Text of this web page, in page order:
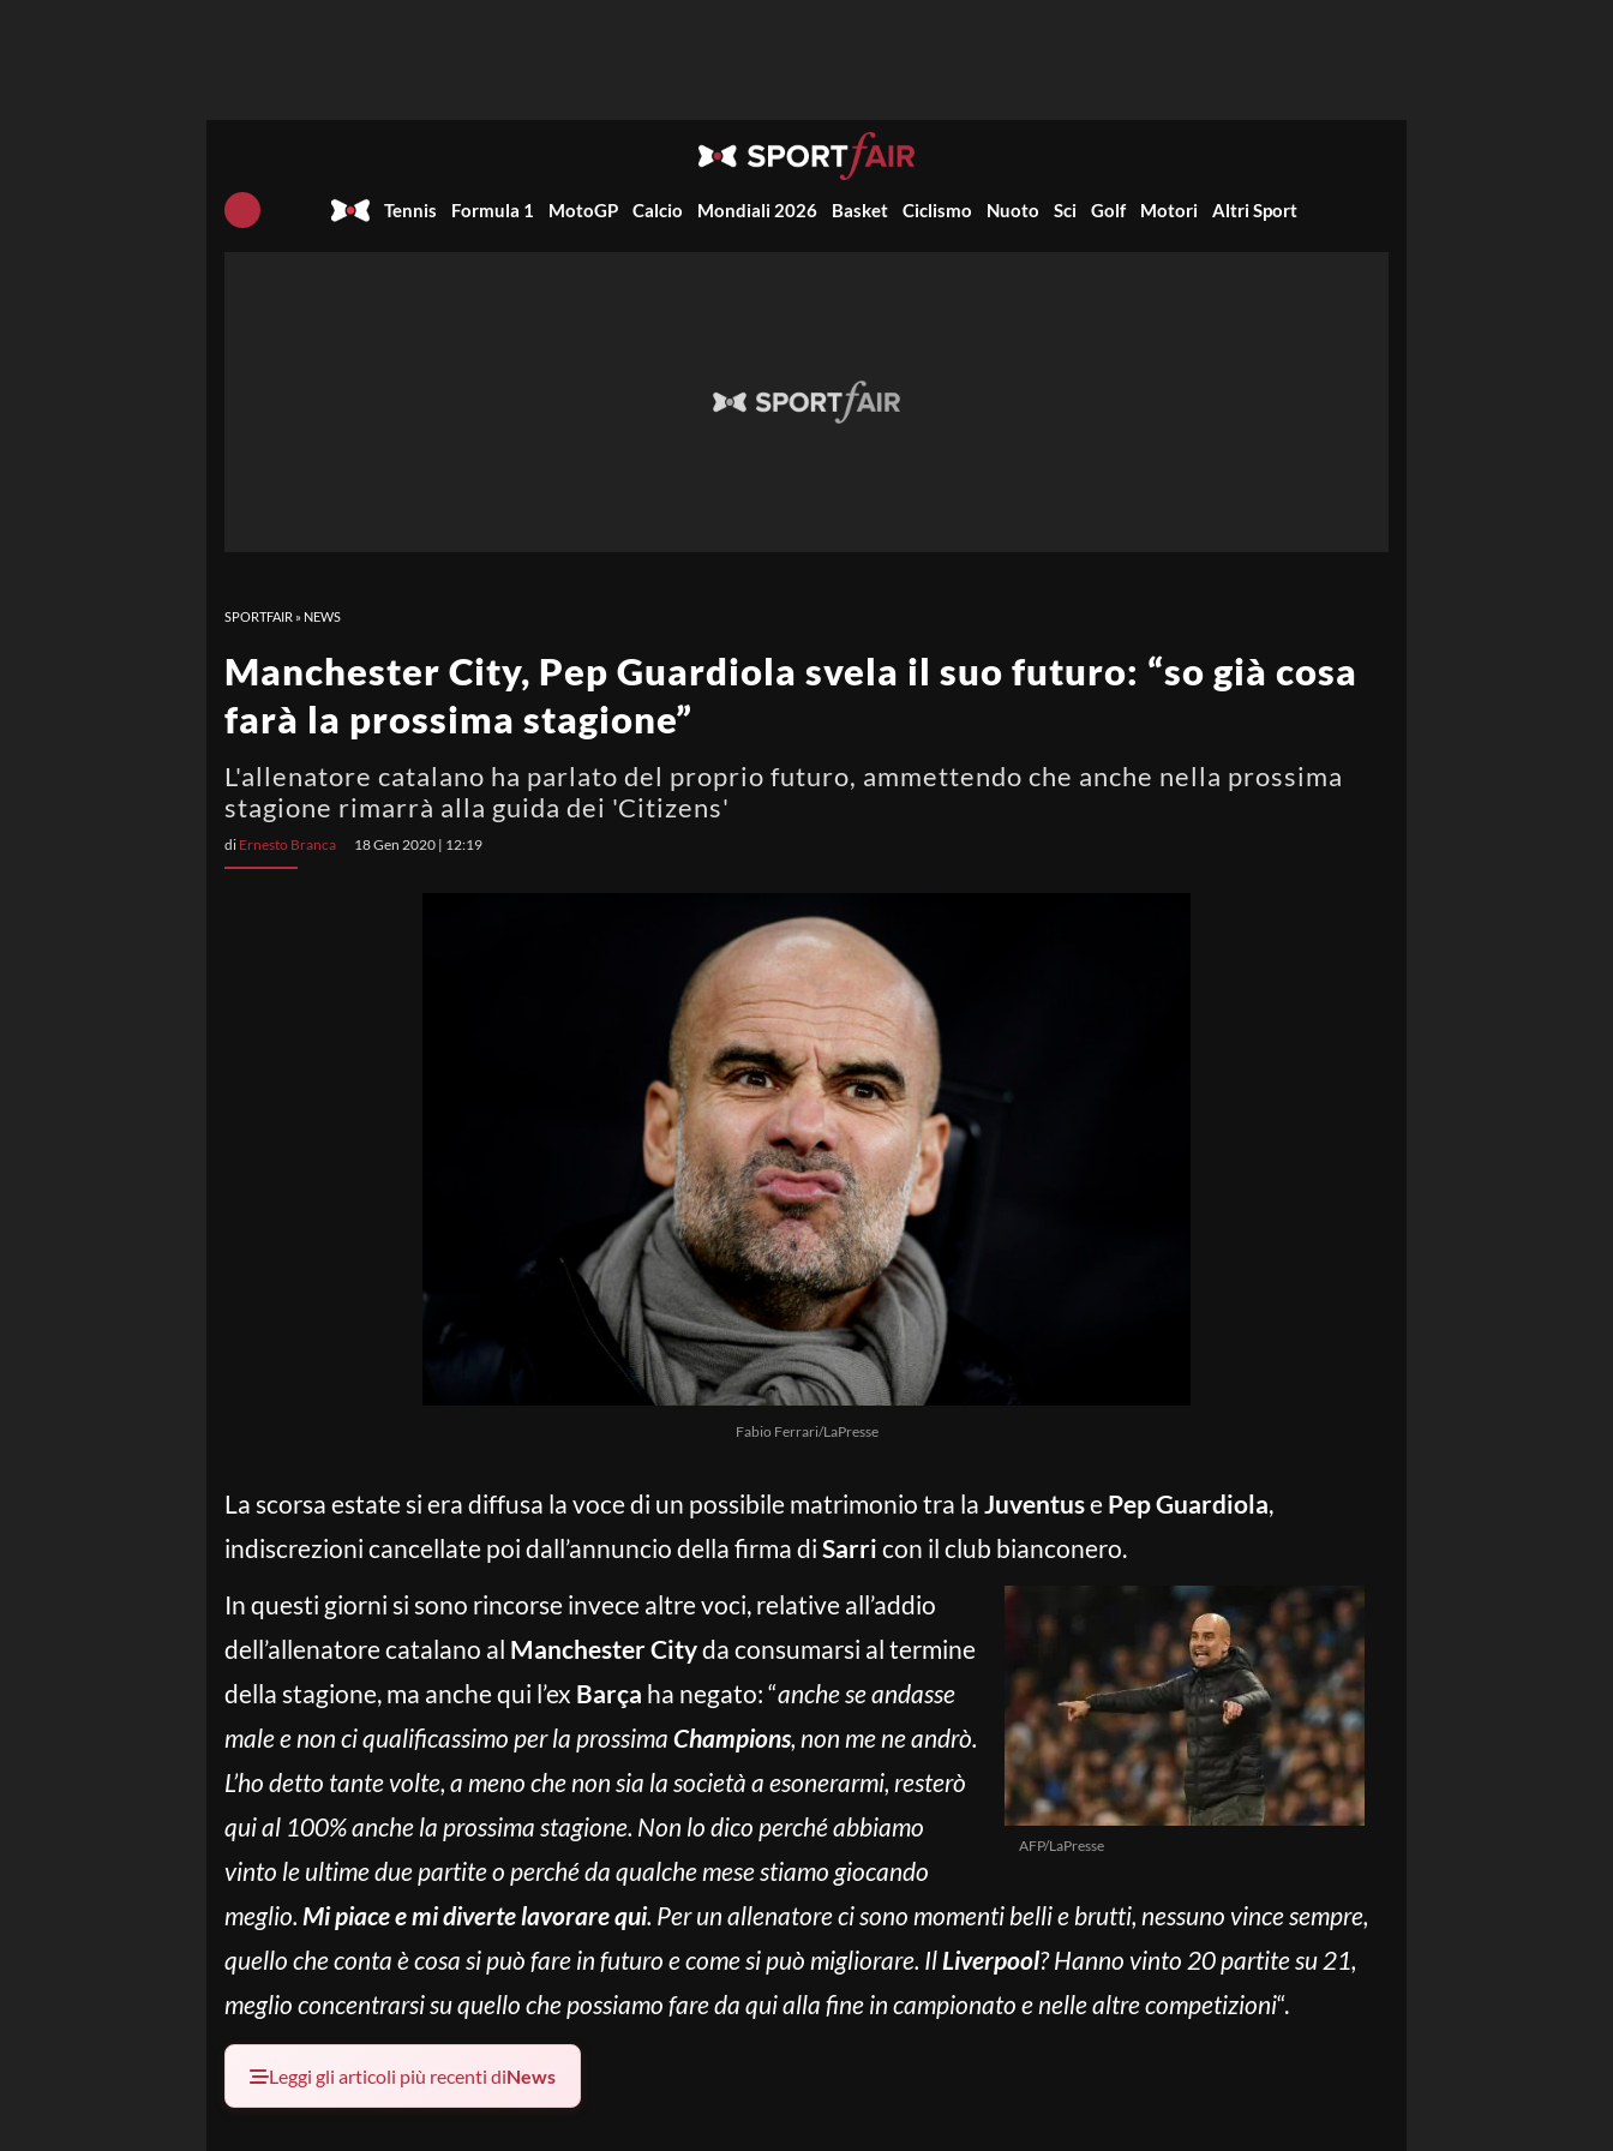
Tennis Formula 1 MotoGP Calcio Mondiali 2026 Basket Ciclismo Nuoto Sci Golf Motori Altri Sport
SPORTFAIR » NEWS
Manchester City, Pep Guardiola svela il suo futuro: “so già cosa
farà la prossima stagione”
L'allenatore catalano ha parlato del proprio futuro, ammettendo che anche nella prossima
stagione rimarrà alla guida dei 'Citizens'
di Ernesto Branca 18 Gen 2020 | 12:19
Fabio Ferrari/LaPresse
La scorsa estate si era diffusa la voce di un possibile matrimonio tra la Juventuse Pep Guardiola,
indiscrezioni cancellate poi dall’annuncio della firma di Sarri con il club bianconero.
AFP/LaPresse
In questi giorni si sono rincorse invece altre voci, relative all’addio
dell’allenatore catalano al Manchester Cityda consumarsi al termine
della stagione, ma anche qui l’ex Barça ha negato: “anche se andasse
male e non ci qualificassimo per la prossima Champions, non me ne andrò.
L’ho detto tante volte, a meno che non sia la società a esonerarmi, resterò
qui al 100% anche la prossima stagione. Non lo dico perché abbiamo
vinto le ultime due partite o perché da qualche mese stiamo giocando
meglio. Mi piace e mi diverte lavorare qui. Per un allenatore ci sono momenti belli e brutti, nessuno vince sempre,
quello che conta è cosa si può fare in futuro e come si può migliorare. Il Liverpool? Hanno vinto 20 partite su 21,
meglio concentrarsi su quello che possiamo fare da qui alla fine in campionato e nelle altre competizioni“.
Leggi gli articoli più recenti diNews